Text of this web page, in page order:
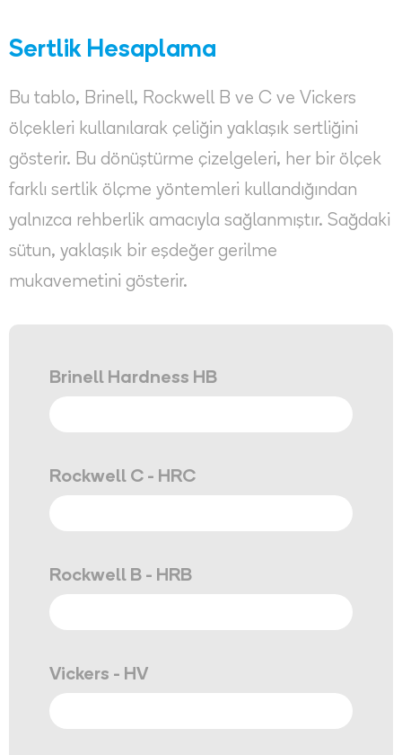
Sertlik Hesaplama
Bu tablo, Brinell, Rockwell B ve C ve Vickers
ölçekleri kullanılarak çeliğin yaklaşık sertliğini
gösterir. Bu dönüştürme çizelgeleri, her bir ölçek
farklı sertlik ölçme yöntemleri kullandığından
yalnızca rehberlik amacıyla sağlanmıştır. Sağdaki
sütun, yaklaşık bir eşdeğer gerilme
mukavemetini gösterir.
Brinell Hardness HB
Rockwell C - HRC
Rockwell B - HRB
Vickers - HV